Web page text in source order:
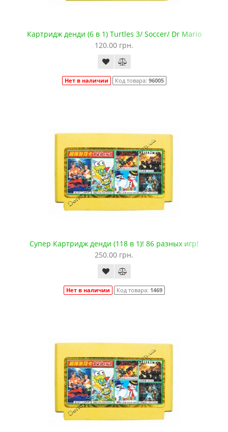
Картридж денди (6 в 1) Turtles 3/ Soccer/ Dr Mario
120.00 грн.
Нет в наличии Код товара: 96005
Супер Картридж денди (118 в 1)! 86 разных игр!
250.00 грн.
Нет в наличии Код товара: 1469